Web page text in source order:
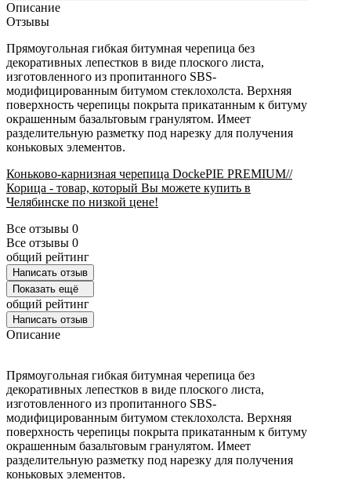
Описание
Отзывы
Прямоугольная гибкая битумная черепица без
декоративных лепестков в виде плоского листа,
изготовленного из пропитанного SBS-
модифицированным битумом стеклохолста. Верхняя
поверхность черепицы покрыта прикатанным к битуму
окрашенным базальтовым гранулятом. Имеет
разделительную разметку под нарезку для получения
коньковых элементов.
Коньково-карнизная черепица DockePIE PREMIUM//
Корица - товар, который Вы можете купить в
Челябинске по низкой цене!
Все отзывы 0
Все отзывы 0
общий рейтинг
Написать отзыв
Показать ещё
общий рейтинг
Написать отзыв
Описание
Прямоугольная гибкая битумная черепица без
декоративных лепестков в виде плоского листа,
изготовленного из пропитанного SBS-
модифицированным битумом стеклохолста. Верхняя
поверхность черепицы покрыта прикатанным к битуму
окрашенным базальтовым гранулятом. Имеет
разделительную разметку под нарезку для получения
коньковых элементов.